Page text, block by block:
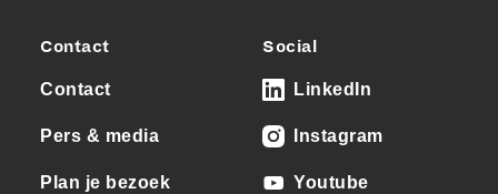
Contact
Contact
Pers & media
Plan je bezoek
Social
LinkedIn
Instagram
Youtube